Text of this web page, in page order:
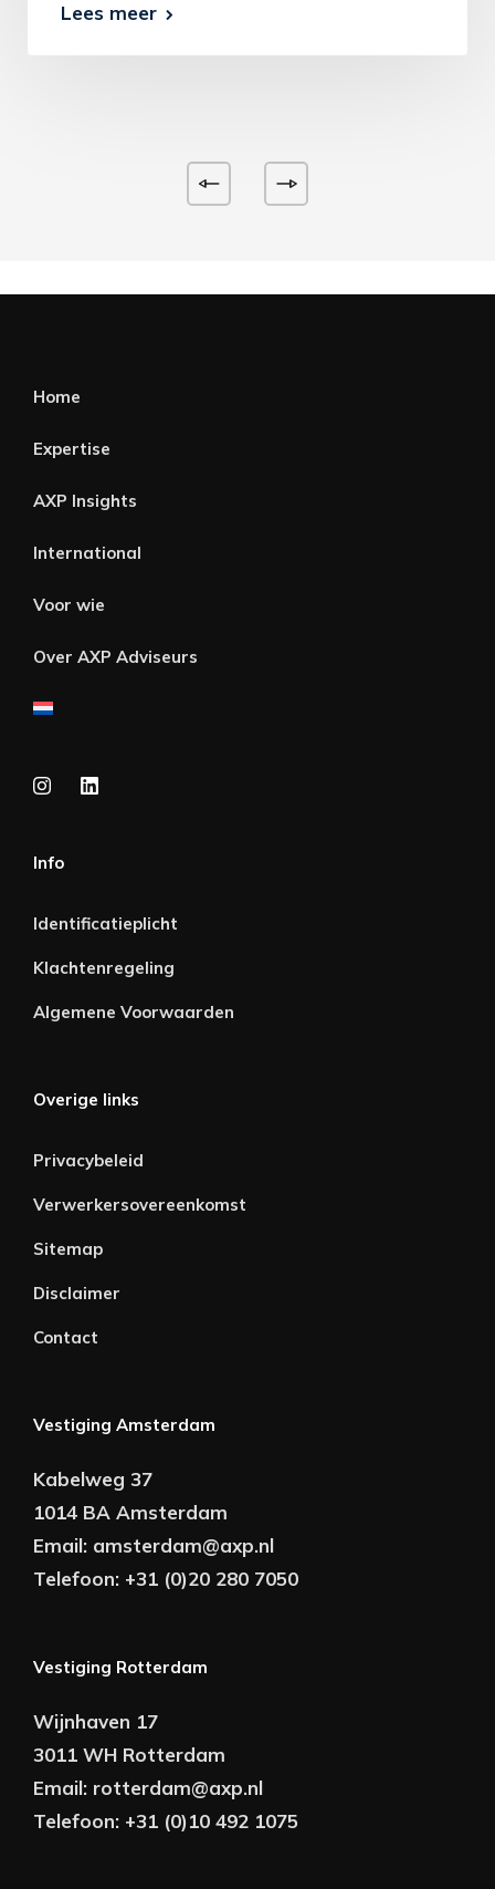
Lees meer
Home
Expertise
AXP Insights
International
Voor wie
Over AXP Adviseurs
Info
Identificatieplicht
Klachtenregeling
Algemene Voorwaarden
Overige links
Privacybeleid
Verwerkersovereenkomst
Sitemap
Disclaimer
Contact
Vestiging Amsterdam
Kabelweg 37
1014 BA Amsterdam
Email: amsterdam@axp.nl
Telefoon: +31 (0)20 280 7050
Vestiging Rotterdam
Wijnhaven 17
3011 WH Rotterdam
Email: rotterdam@axp.nl
Telefoon: +31 (0)10 492 1075